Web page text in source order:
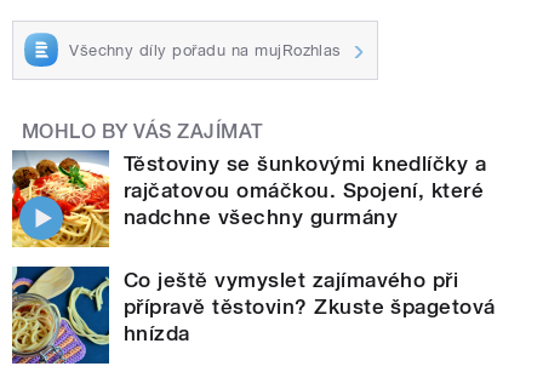
Všechny díly pořadu na mujRozhlas
MOHLO BY VÁS ZAJÍMAT
Těstoviny se šunkovými knedlíčky a
rajčatovou omáčkou. Spojení, které
nadchne všechny gurmány
Co ještě vymyslet zajímavého při
přípravě těstovin? Zkuste špagetová
hnízda